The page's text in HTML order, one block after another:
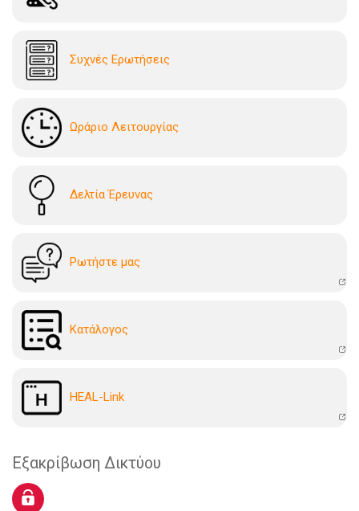
Συχνές Ερωτήσεις
Ωράριο Λειτουργίας
Δελτία Έρευνας
Ρωτήστε μας
Kατάλογoς
HEAL-Link
Εξακρίβωση Δικτύου